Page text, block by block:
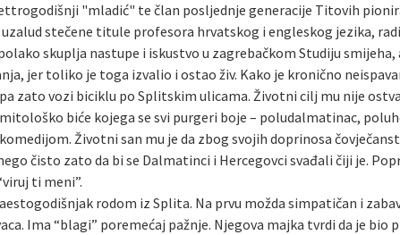
"mladić" te član posljednje generacije Titovih
stečene titule profesora hrvatskog i engleskog jezika,
skuplja nastupe i iskustvo u zagrebačkom Studiju
jer toliko je toga izvalio i ostao živ. Kako je kronično
zato vozi biciklu po Splitskim ulicama. Životni cilj mu nije
biće kojega se svi purgeri boje – poludalmatinac,
Životni san mu je da zbog svojih doprinosa
čisto zato da bi se Dalmatinci i Hercegovci svađali čiji je.
ti meni”.
rodom iz Splita. Na prvu možda simpatičan i
Ima “blagi” poremećaj pažnje. Njegova majka tvrdi da je